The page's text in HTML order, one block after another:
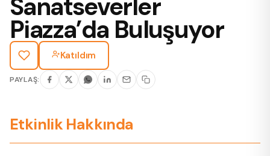
Sanatseverler
Piazza’da Buluşuyor
Katıldım
PAYLAŞ:
Etkinlik Hakkında